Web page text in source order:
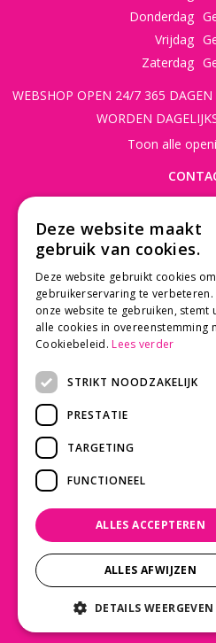
Donderdag
Vrijdag
Zaterdag
WEBSHOP OPEN 24/7 365 DAGEN
WORDEN
Toon alle
3997 MK 't
030 - 60 11
Laat een Google
© 2022 - De Bruijn
Disclaimer-
Deze website maakt
gebruik van cookies.
Deze website gebruikt cookies
gebruikerservaring te
onze website te gebruiken, stemt
alle cookies in overeenstemming
Cookiebeleid. Lees verder
STRIKT NOODZAKELIJK
PRESTATIE
TARGETING
FUNCTIONEEL
ALLES ACCEPTEREN
ALLES AFWIJZEN
DETAILS WEERGEVEN